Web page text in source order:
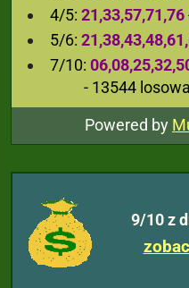
4/5: 21,33,57,71,76
5/6:
7/10:
- 13544
Powered by
9/10 z